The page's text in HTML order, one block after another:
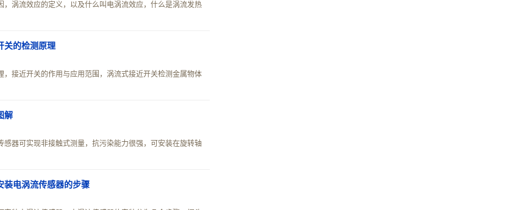
涡流效应的定义，以及什么叫电涡流效应，什么是涡流发热
关的检测原理
接近开关的作用与应用范围，涡流式接近开关检测金属物体
解
器可实现非接触式测量，抗污染能力很强，可安装在旋转轴
装电涡流传感器的步骤